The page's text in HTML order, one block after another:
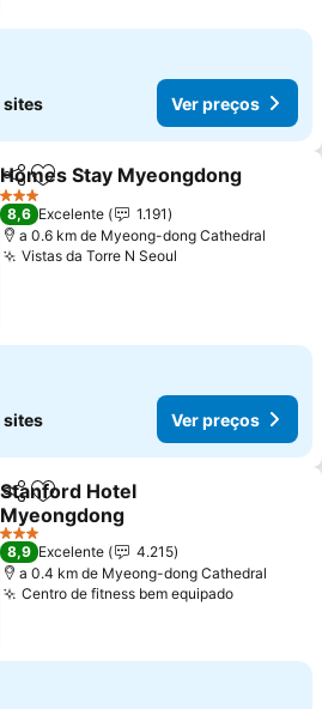
sites Ver preços
PartilharAdicionar aos favoritos
Homes Stay Myeongdong
3 Estrelas
8,6 Excelente
1.191
a 0.6 km de Myeong-dong Cathedral
Vistas da Torre N Seoul
sites Ver preços
PartilharAdicionar aos favoritos
Stanford Hotel
Myeongdong
3 Estrelas
8,9 Excelente
4.215
a 0.4 km de Myeong-dong Cathedral
Centro de fitness bem equipado